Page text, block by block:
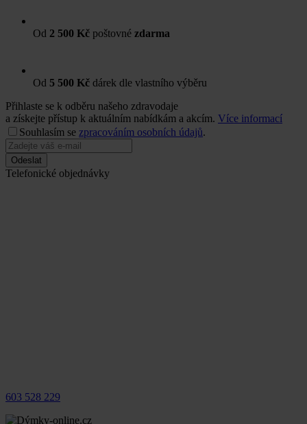
Od 2 500 Kč poštovné zdarma
Od 5 500 Kč dárek dle vlastního výběru
Přihlaste se k odběru našeho zdravodaje
a získejte přístup k aktuálním nabídkám a akcím. Více informací
Souhlasím se zpracováním osobních údajů.
Odeslat
Telefonické objednávky
603 528 229